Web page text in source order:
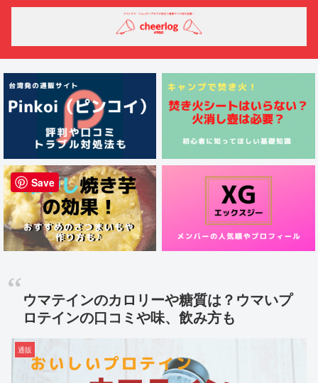
ウマテインのカロリーや糖質は？ウマいプ
ロテインの口コミや味、飲み方も
通販
Save